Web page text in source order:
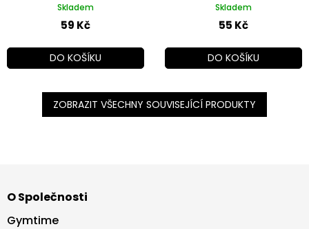
Skladem
59 Kč
DO KOŠÍKU
Skladem
55 Kč
DO KOŠÍKU
ZOBRAZIT VŠECHNY SOUVISEJÍCÍ PRODUKTY
p
a
O Společnosti
Gymtime